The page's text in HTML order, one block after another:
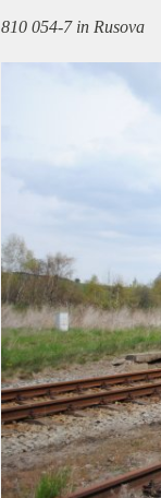
810 054-7 in Rusova